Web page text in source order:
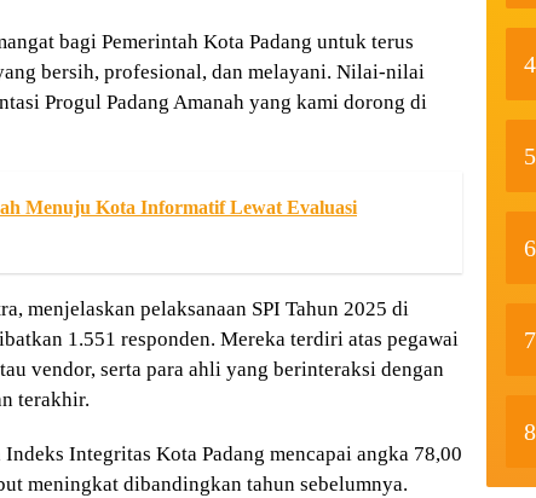
bagi Pemerintah Kota Padang untuk terus
bersih, profesional, dan melayani. Nilai-nilai
Progul Padang Amanah yang kami dorong di
Menuju Kota Informatif Lewat Evaluasi
menjelaskan pelaksanaan SPI Tahun 2025 di
1.551 responden. Mereka terdiri atas pegawai
vendor, serta para ahli yang berinteraksi dengan
terakhir.
Integritas Kota Padang mencapai angka 78,00
meningkat dibandingkan tahun sebelumnya.
4
5
6
7
8